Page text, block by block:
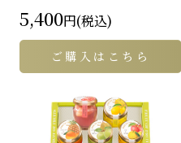
5,400円(税込)
ご購入はこちら